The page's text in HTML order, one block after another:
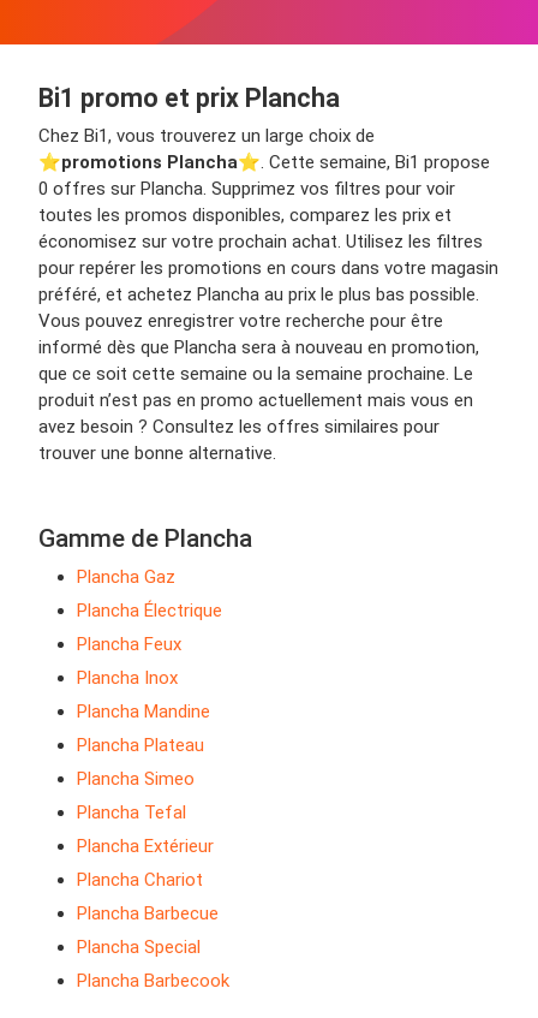
Bi1 promo et prix Plancha
Chez Bi1, vous trouverez un large choix de
⭐️promotions Plancha⭐️. Cette semaine, Bi1 propose
0 offres sur Plancha. Supprimez vos filtres pour voir
toutes les promos disponibles, comparez les prix et
économisez sur votre prochain achat. Utilisez les filtres
pour repérer les promotions en cours dans votre magasin
préféré, et achetez Plancha au prix le plus bas possible.
Vous pouvez enregistrer votre recherche pour être
informé dès que Plancha sera à nouveau en promotion,
que ce soit cette semaine ou la semaine prochaine. Le
produit n’est pas en promo actuellement mais vous en
avez besoin ? Consultez les offres similaires pour
trouver une bonne alternative.
Gamme de Plancha
Plancha Gaz
Plancha Électrique
Plancha Feux
Plancha Inox
Plancha Mandine
Plancha Plateau
Plancha Simeo
Plancha Tefal
Plancha Extérieur
Plancha Chariot
Plancha Barbecue
Plancha Special
Plancha Barbecook